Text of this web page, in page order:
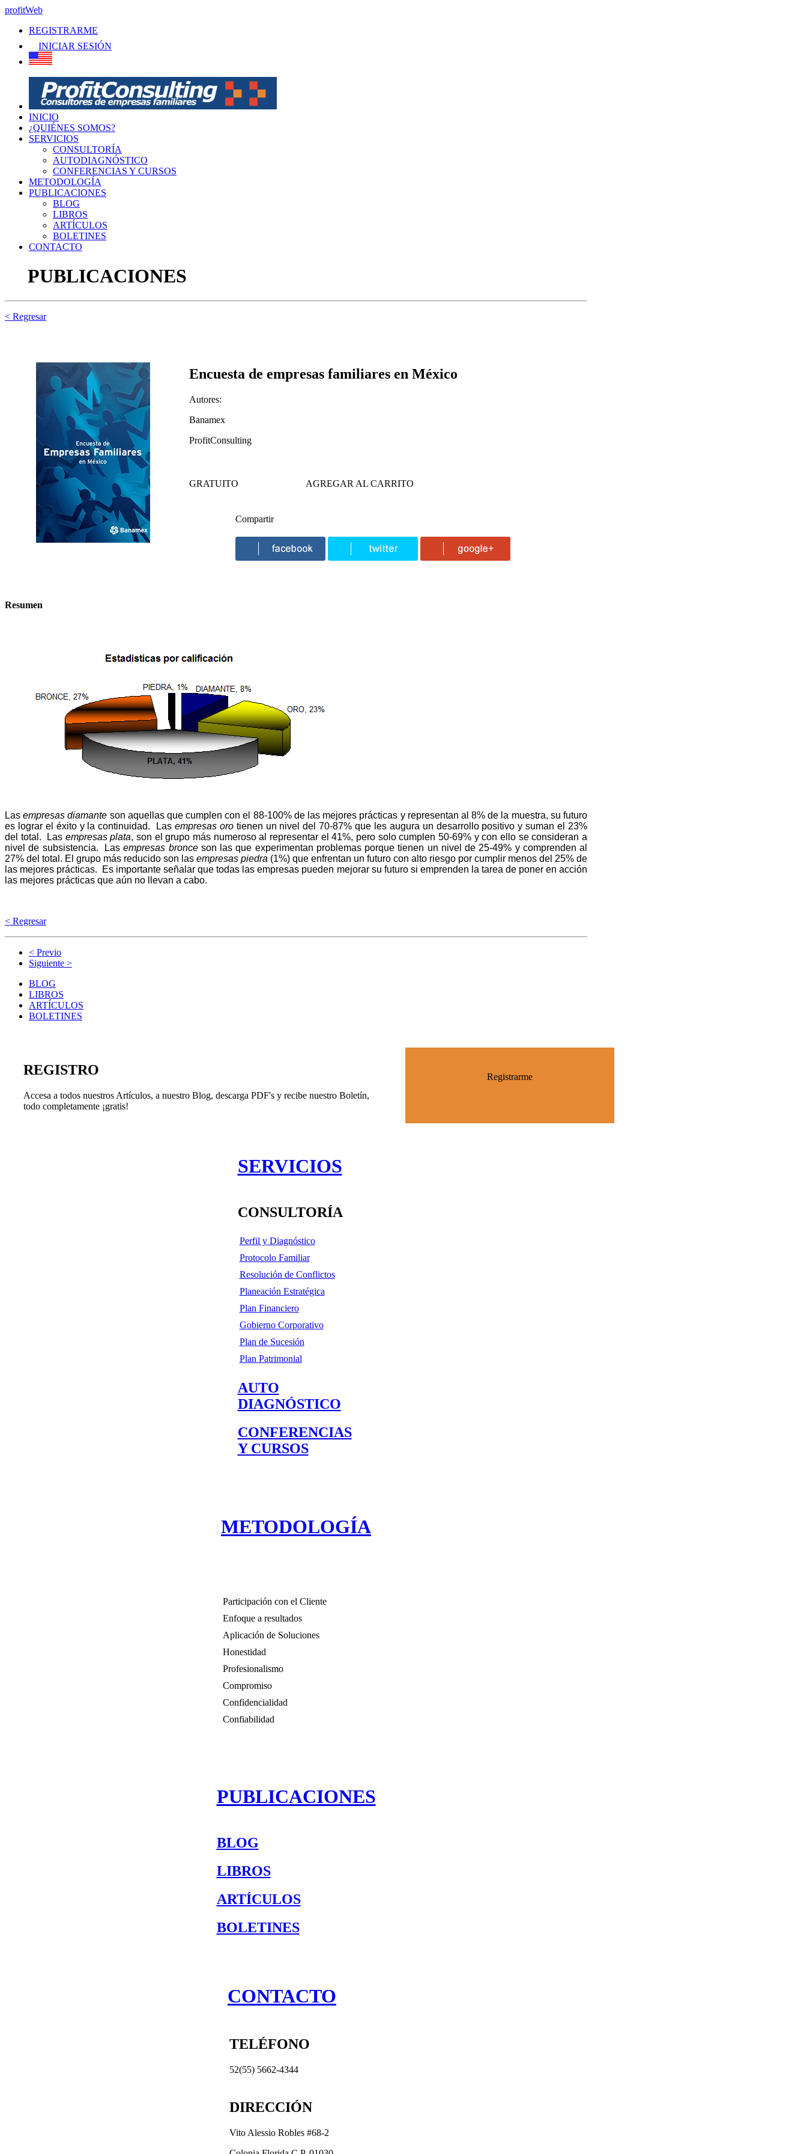
profitWeb
REGISTRARME
INICIAR SESIÓN
INICIO
¿QUIÉNES SOMOS?
SERVICIOS
CONSULTORÍA
AUTODIAGNÓSTICO
CONFERENCIAS Y CURSOS
METODOLOGÍA
PUBLICACIONES
BLOG
LIBROS
ARTÍCULOS
BOLETINES
CONTACTO
PUBLICACIONES
< Regresar
Encuesta de empresas familiares en México
Autores:
Banamex
ProfitConsulting
GRATUITO AGREGAR AL CARRITO
Compartir
Resumen
Lasempresas diamante son aquellas que cumplen con el 88-100% de las mejores prácticas y representan al 8% de la muestra, su futuro
es lograr el éxito y la continuidad. Las empresas orotienen un nivel del 70-87% que les augura un desarrollo positivo y suman el 23%
del total. Las empresas plata, son el grupo más numeroso al representar el 41%, pero solo cumplen 50-69% y con ello se consideran a
nivel de subsistencia. Lasempresas bronceson las que experimentan problemas porque tienen un nivel de 25-49% y comprenden al
27% del total. El grupo más reducido son las empresas piedra (1%) que enfrentan un futuro con alto riesgo por cumplir menos del 25% de
las mejores prácticas. Es importante señalar que todas las empresas pueden mejorar su futuro si emprenden la tarea de poner en acción
las mejores prácticas que aún no llevan a cabo.
< Regresar
< Previo
Siguiente >
BLOG
LIBROS
ARTÍCULOS
BOLETINES
REGISTRO
Accesa a todos nuestros Artículos, a nuestro Blog, descarga PDF's y recibe nuestro Boletín,
todo completamente ¡gratis!
Registrarme
SERVICIOS
CONSULTORÍA
Perfil y Diagnóstico
Protocolo Familiar
Resolución de Conflictos
Planeación Estratégica
Plan Financiero
Gobierno Corporativo
Plan de Sucesión
Plan Patrimonial
AUTO
DIAGNÓSTICO
CONFERENCIAS
Y CURSOS
METODOLOGÍA
Participación con el Cliente
Enfoque a resultados
Aplicación de Soluciones
Honestidad
Profesionalismo
Compromiso
Confidencialidad
Confiabilidad
PUBLICACIONES
BLOG
LIBROS
ARTÍCULOS
BOLETINES
CONTACTO
TELÉFONO
52(55) 5662-4344
DIRECCIÓN
Vito Alessio Robles #68-2